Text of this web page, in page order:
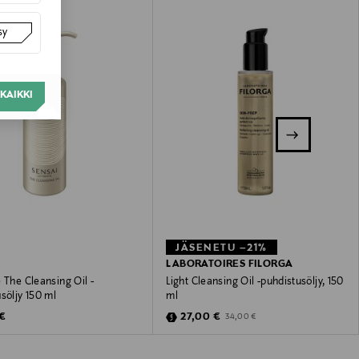
The Cleansing Oil -
150 ml
JÄSENETU –21%
LABORATOIRES FILORGA
Light Cleansing Oil -puhdistusöljy, 150
ml
Discounted Price
27,00 € Original Price
34,00 €